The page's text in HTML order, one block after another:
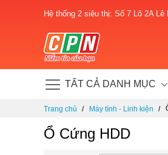
Hệ thống 2 siêu thị: Số 7 Lô 2A Lê
TẤT CẢ DANH MỤC
Trang chủ Máy tính - Linh kiện
Ổ Cứng HDD